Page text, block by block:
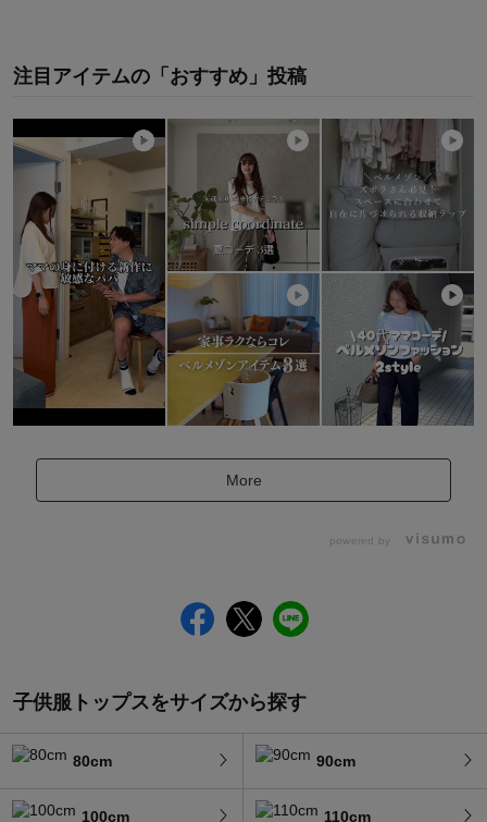
注目アイテムの「おすすめ」投稿
More
powered by
子供服トップスをサイズから探す
80cm 90cm
100cm 110cm